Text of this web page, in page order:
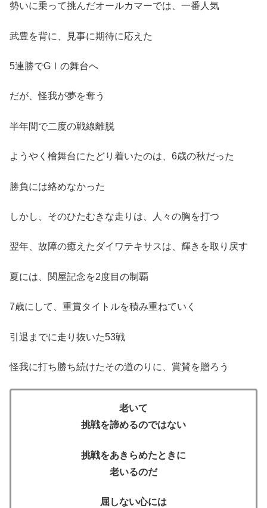
勢いに乗って挑んだオールカマーでは、一番人気
武豊を背に、見事に期待に応えた
5連勝でGⅠの舞台へ
だが、怪我が夢を奪う
半年間で二度の戦線離脱
ようやく檜舞台にたどり着いたのは、6歳の秋だった
勝負には絡めなかった
しかし、そのひたむきな走りは、人々の胸を打つ
翌年、故障の癒えたダイワテキサスは、輝きを取り戻す
夏には、関屋記念を2度目の制覇
7歳にして、重賞タイトルを積み重ねていく
引退までに走り抜いた53戦
怪我に打ち勝ち続けたその道のりに、賞賛を贈ろう
老いて
挑戦を諦めるのではない
挑戦をあきらめたときに
老いるのだ
屈しない心には